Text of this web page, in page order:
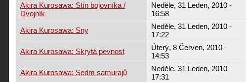
Akira Kurosawa: Stín bojovníka /
Dvojník
Neděle, 31 Leden, 2010 -
16:58
Akira Kurosawa: Sny
Neděle, 31 Leden, 2010 -
17:22
Akira Kurosawa: Skrytá pevnost
Úterý, 8 Červen, 2010 -
14:53
Akira Kurosawa: Sedm samurajů
Neděle, 31 Leden, 2010 -
17:31